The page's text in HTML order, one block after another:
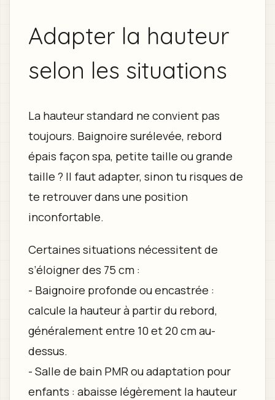
Adapter la hauteur
selon les situations
La hauteur standard ne convient pas
toujours. Baignoire surélevée, rebord
épais façon spa, petite taille ou grande
taille ? Il faut adapter, sinon tu risques de
te retrouver dans une position
inconfortable.
Certaines situations nécessitent de
s’éloigner des 75 cm :
- Baignoire profonde ou encastrée :
calcule la hauteur à partir du rebord,
généralement entre 10 et 20 cm au-
dessus.
- Salle de bain PMR ou adaptation pour
enfants : abaisse légèrement la hauteur